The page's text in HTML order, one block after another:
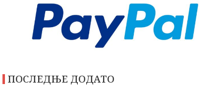
ПОСЛЕДЊЕ ДОДАТО